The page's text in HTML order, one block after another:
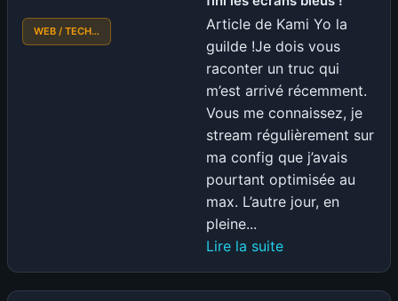
:
ELON
MUSK
s’attaque
aux
youtubeurs
qui
l’ont
dénoncé
WEB / TECH…
Article de Kami Yo la
guilde !Je dois vous
raconter un truc qui
m’est arrivé récemment.
Vous me connaissez, je
stream régulièrement sur
ma config que j’avais
pourtant optimisée au
max. L’autre jour, en
pleine...
Lire la suite:
j’ai